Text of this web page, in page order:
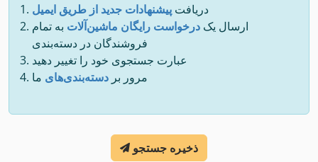
دریافت پیشنهادات جدید از طریق ایمیل
ارسال یک درخواست رایگان ماشین‌آلات به تمام
فروشندگان در دسته‌بندی
عبارت جستجوی خود را تغییر دهید
مرور بر دسته‌بندی‌های ما
ذخیره جستجو